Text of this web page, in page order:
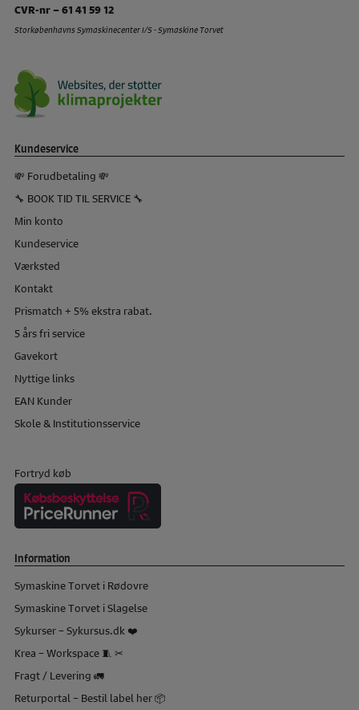
CVR-nr – 61 41 59 12
Storkøbenhavns Symaskinecenter I/S - Symaskine Torvet
Kundeservice
💸 Forudbetaling 💸
🔧 BOOK TID TIL SERVICE 🔧
Min konto
Kundeservice
Værksted
Kontakt
Prismatch + 5% ekstra rabat.
5 års fri service
Gavekort
Nyttige links
EAN Kunder
Skole & Institutionsservice
Fortryd køb
Information
Symaskine Torvet i Rødovre
Symaskine Torvet i Slagelse
Sykurser – Sykursus.dk ❤️
Krea – Workspace 🧵 ✂
Fragt / Levering 🚛
Returportal – Bestil label her 📦